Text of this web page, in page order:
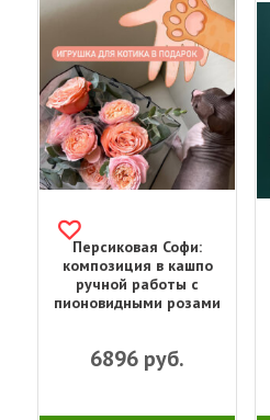
Персиковая Софи:
композиция в кашпо
ручной работы с
пионовидными розами
6896 руб.